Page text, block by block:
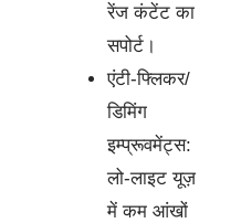
रेंज कंटेंट का
सपोर्ट।
एंटी-फ्लिकर/
डिमिंग
इम्प्रूवमेंट्स:
लो-लाइट यूज़
में कम आंखों